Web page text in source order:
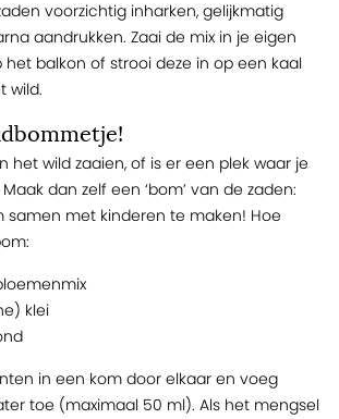
voorzichtig inharken, gelijkmatig
aandrukken. Zaai de mix in je eigen
het balkon of strooi deze in op een kaal
wild.
het wild zaaien, of is er een plek waar je
dan zelf een ‘bom’ van de zaden:
samen met kinderen te maken! Hoe
klei
in een kom door elkaar en voeg
toe (maximaal 50 ml). Als het mengsel